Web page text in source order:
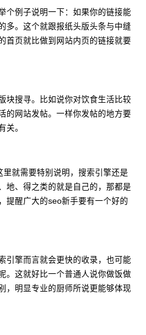
个例子说明一下：如果你的链接能
多。这个就跟报纸头版头条与中缝
首页就比做到网站内页的链接就要
块搜寻。比如说你对饮食生活比较
的网站发帖。一样你发帖的地方要
关。
就需要特别说明，搜索引擎还是
地、得之类的就是自己的，那都是
提醒广大的seo新手要有一个好的
引擎而言就会更快的收录，也可能
。这就好比一个普通人说你做饭做
，明显专业的厨师所说更能够体现